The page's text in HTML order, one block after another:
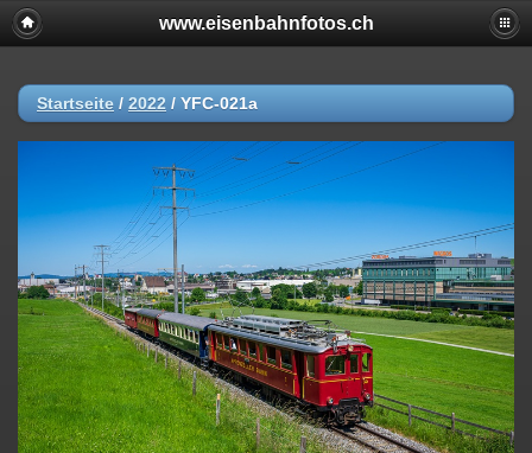
www.eisenbahnfotos.ch
Startseite / 2022 / YFC-021a